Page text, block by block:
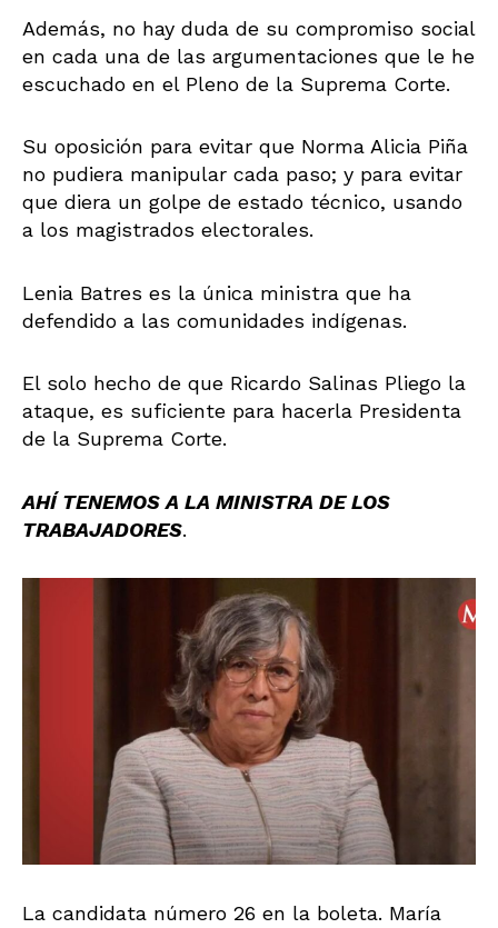
Además, no hay duda de su compromiso social
en cada una de las argumentaciones que le he
escuchado en el Pleno de la Suprema Corte.
Su oposición para evitar que Norma Alicia Piña
no pudiera manipular cada paso; y para evitar
que diera un golpe de estado técnico, usando
a los magistrados electorales.
Lenia Batres es la única ministra que ha
defendido a las comunidades indígenas.
El solo hecho de que Ricardo Salinas Pliego la
ataque, es suficiente para hacerla Presidenta
de la Suprema Corte.
AHÍ TENEMOS A LA MINISTRA DE LOS
TRABAJADORES.
La candidata número 26 en la boleta. María